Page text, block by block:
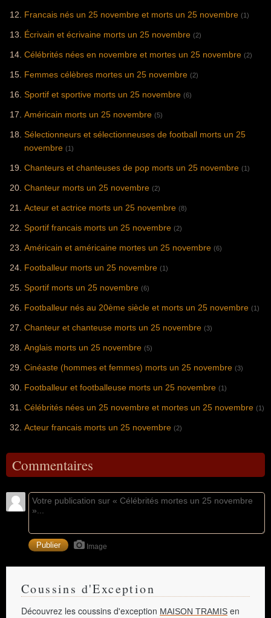
Francais nés un 25 novembre et morts un 25 novembre (1)
Écrivain et écrivaine morts un 25 novembre (2)
Célébrités nées en novembre et mortes un 25 novembre (2)
Femmes célèbres mortes un 25 novembre (2)
Sportif et sportive morts un 25 novembre (6)
Américain morts un 25 novembre (5)
Sélectionneurs et sélectionneuses de football morts un 25
novembre (1)
Chanteurs et chanteuses de pop morts un 25 novembre (1)
Chanteur morts un 25 novembre (2)
Acteur et actrice morts un 25 novembre (8)
Sportif francais morts un 25 novembre (2)
Américain et américaine mortes un 25 novembre (6)
Footballeur morts un 25 novembre (1)
Sportif morts un 25 novembre (6)
Footballeur nés au 20ème siècle et morts un 25 novembre (1)
Chanteur et chanteuse morts un 25 novembre (3)
Anglais morts un 25 novembre (5)
Cinéaste (hommes et femmes) morts un 25 novembre (3)
Footballeur et footballeuse morts un 25 novembre (1)
Célébrités nées un 25 novembre et mortes un 25 novembre (1)
Acteur francais morts un 25 novembre (2)
Commentaires
Image
Coussins d'Exception
Découvrez les coussins d'exception MAISON TRAMIS en